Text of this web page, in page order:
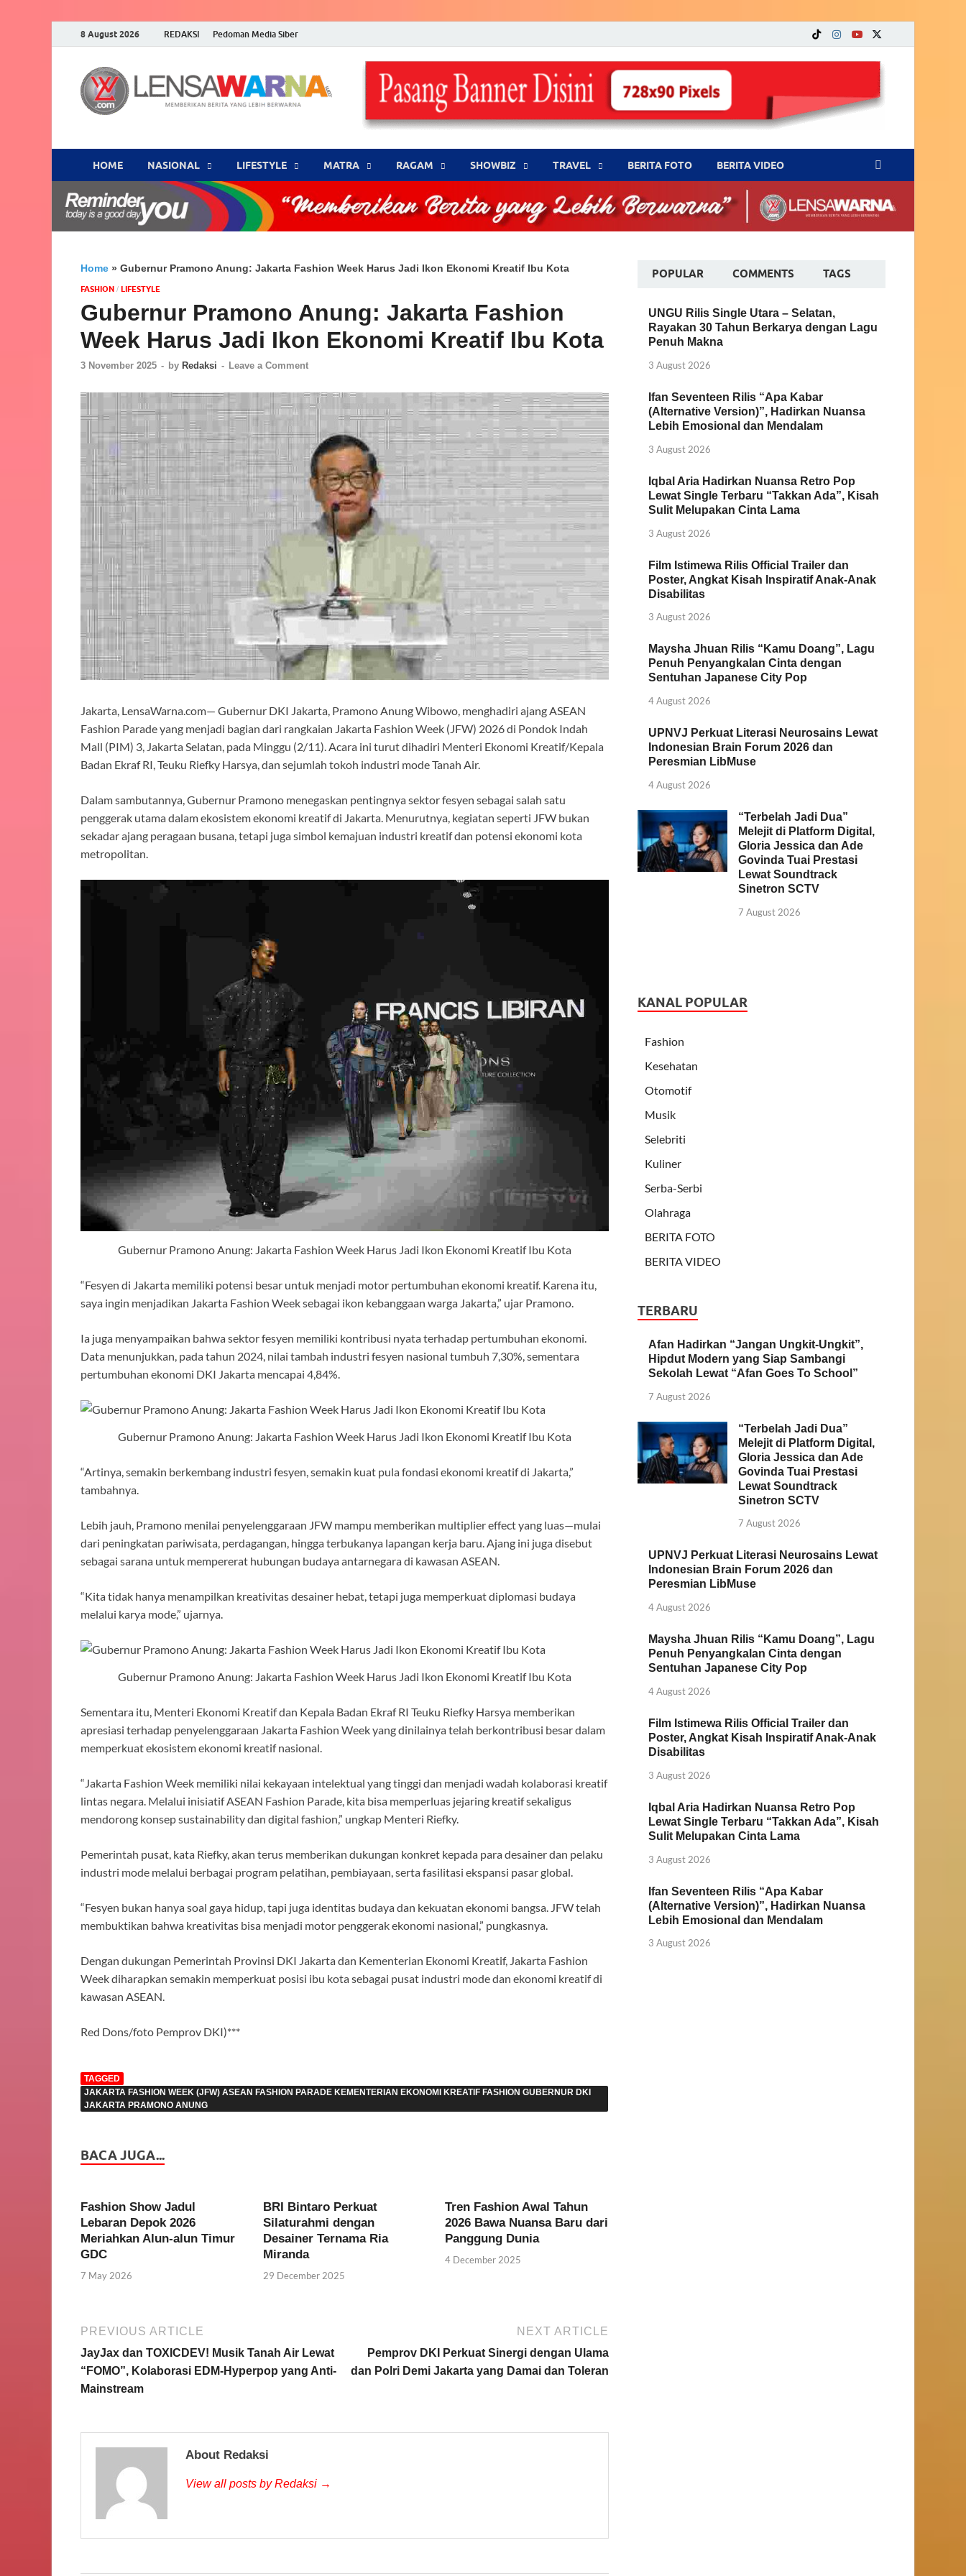
8 August 2026 REDAKSI Pedoman Media Siber
LENSA WARNA .com
Memberikan Berita yang Lebih Berwarna
HOME NASIONAL ‎LIFESTYLE MATRA ‎RAGAM ‎SHOWBIZ ‎TRAVEL BERITA FOTO BERITA VIDEO
Home » Gubernur Pramono Anung: Jakarta Fashion Week Harus Jadi Ikon Ekonomi Kreatif Ibu Kota
FASHION / ‎LIFESTYLE
Gubernur Pramono Anung: Jakarta Fashion
Week Harus Jadi Ikon Ekonomi Kreatif Ibu Kota
3 November 2025 - by Redaksi - Leave a Comment
Jakarta, LensaWarna.com— Gubernur DKI Jakarta, Pramono Anung Wibowo, menghadiri ajang ASEAN
Fashion Parade yang menjadi bagian dari rangkaian Jakarta Fashion Week (JFW) 2026 di Pondok Indah
Mall (PIM) 3, Jakarta Selatan, pada Minggu (2/11). Acara ini turut dihadiri Menteri Ekonomi Kreatif/Kepala
Badan Ekraf RI, Teuku Riefky Harsya, dan sejumlah tokoh industri mode Tanah Air.
Dalam sambutannya, Gubernur Pramono menegaskan pentingnya sektor fesyen sebagai salah satu
penggerak utama dalam ekosistem ekonomi kreatif di Jakarta. Menurutnya, kegiatan seperti JFW bukan
sekadar ajang peragaan busana, tetapi juga simbol kemajuan industri kreatif dan potensi ekonomi kota
metropolitan.
Gubernur Pramono Anung: Jakarta Fashion Week Harus Jadi Ikon Ekonomi Kreatif Ibu Kota
“Fesyen di Jakarta memiliki potensi besar untuk menjadi motor pertumbuhan ekonomi kreatif. Karena itu,
saya ingin menjadikan Jakarta Fashion Week sebagai ikon kebanggaan warga Jakarta,” ujar Pramono.
Ia juga menyampaikan bahwa sektor fesyen memiliki kontribusi nyata terhadap pertumbuhan ekonomi.
Data menunjukkan, pada tahun 2024, nilai tambah industri fesyen nasional tumbuh 7,30%, sementara
pertumbuhan ekonomi DKI Jakarta mencapai 4,84%.
Gubernur Pramono Anung: Jakarta Fashion Week Harus Jadi Ikon Ekonomi Kreatif Ibu Kota
“Artinya, semakin berkembang industri fesyen, semakin kuat pula fondasi ekonomi kreatif di Jakarta,”
tambahnya.
Lebih jauh, Pramono menilai penyelenggaraan JFW mampu memberikan multiplier effect yang luas—mulai
dari peningkatan pariwisata, perdagangan, hingga terbukanya lapangan kerja baru. Ajang ini juga disebut
sebagai sarana untuk mempererat hubungan budaya antarnegara di kawasan ASEAN.
“Kita tidak hanya menampilkan kreativitas desainer hebat, tetapi juga memperkuat diplomasi budaya
melalui karya mode,” ujarnya.
Gubernur Pramono Anung: Jakarta Fashion Week Harus Jadi Ikon Ekonomi Kreatif Ibu Kota
Sementara itu, Menteri Ekonomi Kreatif dan Kepala Badan Ekraf RI Teuku Riefky Harsya memberikan
apresiasi terhadap penyelenggaraan Jakarta Fashion Week yang dinilainya telah berkontribusi besar dalam
memperkuat ekosistem ekonomi kreatif nasional.
“Jakarta Fashion Week memiliki nilai kekayaan intelektual yang tinggi dan menjadi wadah kolaborasi kreatif
lintas negara. Melalui inisiatif ASEAN Fashion Parade, kita bisa memperluas jejaring kreatif sekaligus
mendorong konsep sustainability dan digital fashion,” ungkap Menteri Riefky.
Pemerintah pusat, kata Riefky, akan terus memberikan dukungan konkret kepada para desainer dan pelaku
industri mode melalui berbagai program pelatihan, pembiayaan, serta fasilitasi ekspansi pasar global.
“Fesyen bukan hanya soal gaya hidup, tapi juga identitas budaya dan kekuatan ekonomi bangsa. JFW telah
membuktikan bahwa kreativitas bisa menjadi motor penggerak ekonomi nasional,” pungkasnya.
Dengan dukungan Pemerintah Provinsi DKI Jakarta dan Kementerian Ekonomi Kreatif, Jakarta Fashion
Week diharapkan semakin memperkuat posisi ibu kota sebagai pusat industri mode dan ekonomi kreatif di
kawasan ASEAN.
Red Dons/foto Pemprov DKI)***
TAGGED
JAKARTA FASHION WEEK (JFW) ASEAN FASHION PARADE KEMENTERIAN EKONOMI KREATIF FASHION GUBERNUR DKI
JAKARTA PRAMONO ANUNG
BACA JUGA...
Fashion Show Jadul
Lebaran Depok 2026
Meriahkan Alun-alun Timur
GDC
7 May 2026
BRI Bintaro Perkuat
Silaturahmi dengan
Desainer Ternama Ria
Miranda
29 December 2025
Tren Fashion Awal Tahun
2026 Bawa Nuansa Baru dari
Panggung Dunia
4 December 2025
PREVIOUS ARTICLE
JayJax dan TOXICDEV! Musik Tanah Air Lewat
“FOMO”, Kolaborasi EDM-Hyperpop yang Anti-
Mainstream
NEXT ARTICLE
Pemprov DKI Perkuat Sinergi dengan Ulama
dan Polri Demi Jakarta yang Damai dan Toleran
About Redaksi
View all posts by Redaksi →
POPULAR COMMENTS TAGS
UNGU Rilis Single Utara – Selatan,
Rayakan 30 Tahun Berkarya dengan Lagu
Penuh Makna
3 August 2026
Ifan Seventeen Rilis “Apa Kabar
(Alternative Version)”, Hadirkan Nuansa
Lebih Emosional dan Mendalam
3 August 2026
Iqbal Aria Hadirkan Nuansa Retro Pop
Lewat Single Terbaru “Takkan Ada”, Kisah
Sulit Melupakan Cinta Lama
3 August 2026
Film Istimewa Rilis Official Trailer dan
Poster, Angkat Kisah Inspiratif Anak-Anak
Disabilitas
3 August 2026
Maysha Jhuan Rilis “Kamu Doang”, Lagu
Penuh Penyangkalan Cinta dengan
Sentuhan Japanese City Pop
4 August 2026
UPNVJ Perkuat Literasi Neurosains Lewat
Indonesian Brain Forum 2026 dan
Peresmian LibMuse
4 August 2026
“Terbelah Jadi Dua”
Melejit di Platform Digital,
Gloria Jessica dan Ade
Govinda Tuai Prestasi
Lewat Soundtrack
Sinetron SCTV
7 August 2026
KANAL POPULAR
Fashion
Kesehatan
Otomotif
Musik
Selebriti
Kuliner
Serba-Serbi
Olahraga
BERITA FOTO
BERITA VIDEO
TERBARU
Afan Hadirkan “Jangan Ungkit-Ungkit”,
Hipdut Modern yang Siap Sambangi
Sekolah Lewat “Afan Goes To School”
7 August 2026
“Terbelah Jadi Dua”
Melejit di Platform Digital,
Gloria Jessica dan Ade
Govinda Tuai Prestasi
Lewat Soundtrack
Sinetron SCTV
7 August 2026
UPNVJ Perkuat Literasi Neurosains Lewat
Indonesian Brain Forum 2026 dan
Peresmian LibMuse
4 August 2026
Maysha Jhuan Rilis “Kamu Doang”, Lagu
Penuh Penyangkalan Cinta dengan
Sentuhan Japanese City Pop
4 August 2026
Film Istimewa Rilis Official Trailer dan
Poster, Angkat Kisah Inspiratif Anak-Anak
Disabilitas
3 August 2026
Iqbal Aria Hadirkan Nuansa Retro Pop
Lewat Single Terbaru “Takkan Ada”, Kisah
Sulit Melupakan Cinta Lama
3 August 2026
Ifan Seventeen Rilis “Apa Kabar
(Alternative Version)”, Hadirkan Nuansa
Lebih Emosional dan Mendalam
3 August 2026